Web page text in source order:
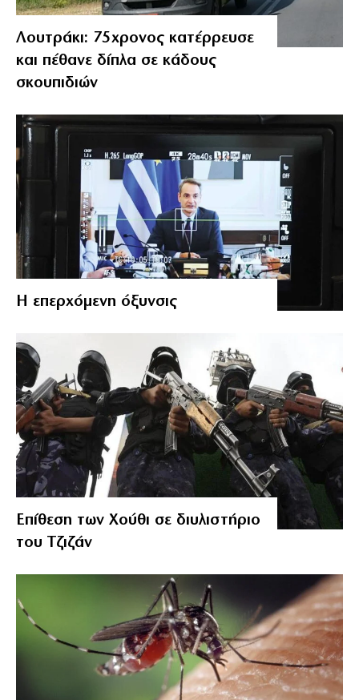
Λουτράκι: 75χρονος κατέρρευσε
και πέθανε δίπλα σε κάδους
σκουπιδιών
Η επερχόμενη όξυνσις
Επίθεση των Χούθι σε διυλιστήριο
του Τζιζάν